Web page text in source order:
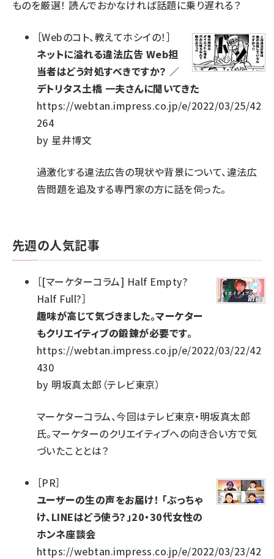
ものを厳選！ 読んでおかなければ話題に乗り遅れる？
［Webのコト、教えてホシイの！］
ネットに溢れる違法広告 Web担
当者はどう対処すべきですか？ ／
デトリタス土橋 一夫さんに聞いてきた
https://webtan.impress.co.jp/e/2022/03/25/42
264
by 星井博文
過激化する違法広告の現状や背景について、違法広
告問題を追及する専門家の方に話を伺った。
先週の人気記事
［[マーケターコラム] Half Empty?
Half Full?］
趣味が高じて気づきました。マーケター
もクリエイティブの鍛錬が必要です。
https://webtan.impress.co.jp/e/2022/03/22/42
430
by 明坂真太郎（テレビ東京）
マーケターコラム、今回はテレビ東京・明坂真太郎
氏。マーケターのクリエイティブへの向き合い方で気
づいたこととは？
［PR］
ユーザーの生の声をお届け！ 「ぶっちゃ
け、LINEはどう使う？」20・30代女性の
ホンネ座談会
https://webtan.impress.co.jp/e/2022/03/23/42